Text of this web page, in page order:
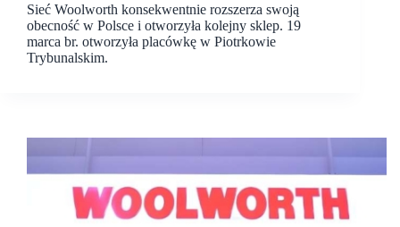
Sieć Woolworth konsekwentnie rozszerza swoją
obecność w Polsce i otworzyła kolejny sklep. 19
marca br. otworzyła placówkę w Piotrkowie
Trybunalskim.